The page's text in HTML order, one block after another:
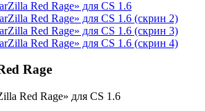
Rage
Red Rage» для CS 1.6